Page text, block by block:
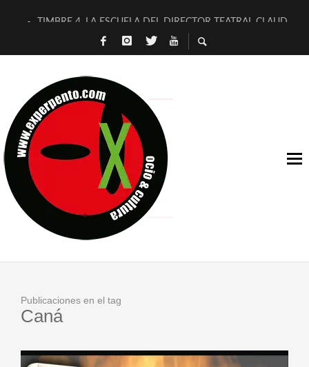
TIMBRE 4, LA ESCUELA DEL DIRECTOR TEATRAL CLAUDIO
30 AÑOS (NO ES NADA) DE LA KATARSIS DEL TOMATAZO
D’BALDOMEROS REINVENTAN [BITÁCORA 3.0] EN EXVITA
MARSHALL FLASH PRESENTA EN EXVITA [RELATIVA
JOFRE BARDAGÍ EN EXVITA INTERPRETANDO A SERRAT
YORCH PRESENTA [CURSO DE ARMONÍA PERSECUTORIA]
MAGALÍ SARE NOS EXPLICA [DESCASADA]
«NO TENGO PUTOS SUEÑOS»
Publicaciones en el tag
Caná